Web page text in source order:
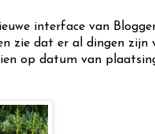
interface van Blogger
zie dat er al dingen zijn
op datum van